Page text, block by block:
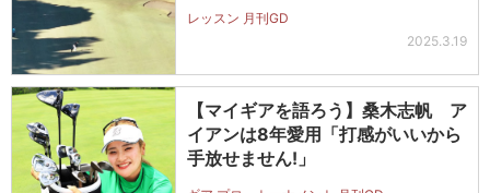
レッスン 月刊GD
2025.3.19
【マイギアを語ろう】桑木志帆 ア
イアンは8年愛用「打感がいいから
手放せません!」